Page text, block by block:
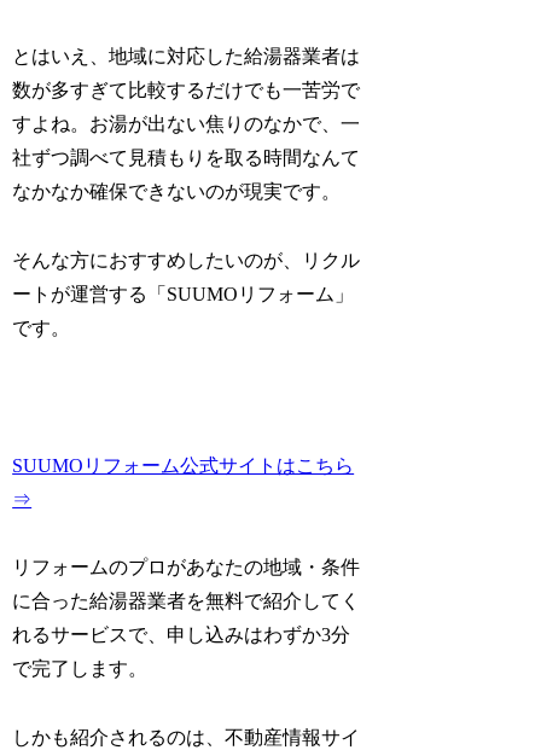
とはいえ、地域に対応した給湯器業者は
数が多すぎて比較するだけでも一苦労で
すよね。お湯が出ない焦りのなかで、一
社ずつ調べて見積もりを取る時間なんて
なかなか確保できないのが現実です。
そんな方におすすめしたいのが、リクル
ートが運営する「SUUMOリフォーム」
です。
SUUMOリフォーム公式サイトはこちら
⇒
リフォームのプロがあなたの地域・条件
に合った給湯器業者を無料で紹介してく
れるサービスで、申し込みはわずか3分
で完了します。
しかも紹介されるのは、不動産情報サイ